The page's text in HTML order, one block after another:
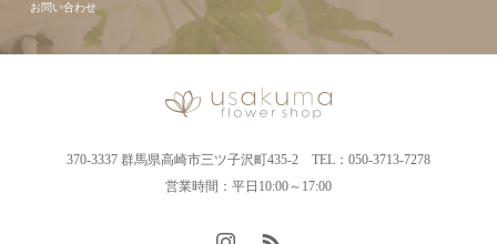
お問い合わせ
370-3337 群馬県高崎市三ツ子沢町435-2 TEL：050-3713-7278
営業時間：平日10:00～17:00